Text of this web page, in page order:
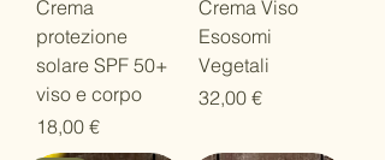
Crema
protezione
solare SPF 50+
viso e corpo
Prezzo
18,00 €
Crema Viso
Esosomi
Vegetali
Prezzo
32,00 €